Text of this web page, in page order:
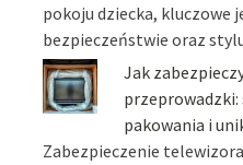
pokoju dziecka, kluczowe
bezpieczeństwie oraz
Jak
pakowania i
Zabezpieczenie